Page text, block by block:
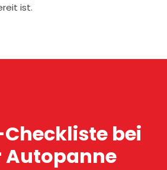
ist.
bei
Autopanne